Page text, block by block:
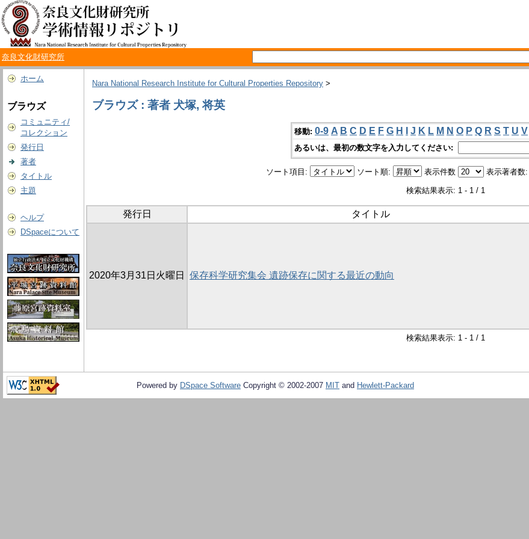
奈良文化財研究所
ホーム
ブラウズ
コミュニティ/
コレクション
発行日
著者
タイトル
主題
ヘルプ
DSpaceについて
Nara National Research Institute for Cultural Properties Repository >
ブラウズ : 著者 犬塚, 将英
移動: 0-9 A B C D E F G H J K L M N O P Q R S T U V
あるいは、最初の数文字を入力してください:
ソート項目: ソート順: 表示件数 表示著者数:
検索結果表示: 1 - 1 / 1
発行日 タイトル
2020年3月31日火曜日 保存科学研究集会 遺跡保存に関する最近の動向
検索結果表示: 1 - 1 / 1
Powered by DSpace Software Copyright © 2002-2007 MIT and Hewlett-Packard